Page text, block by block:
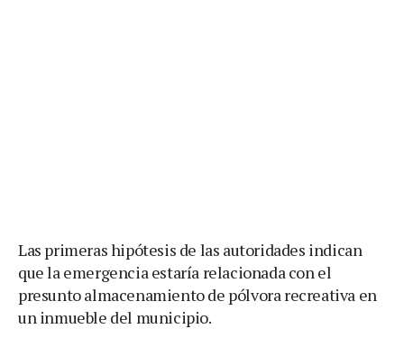
Las primeras hipótesis de las autoridades indican
que la emergencia estaría relacionada con el
presunto almacenamiento de pólvora recreativa en
un inmueble del municipio.